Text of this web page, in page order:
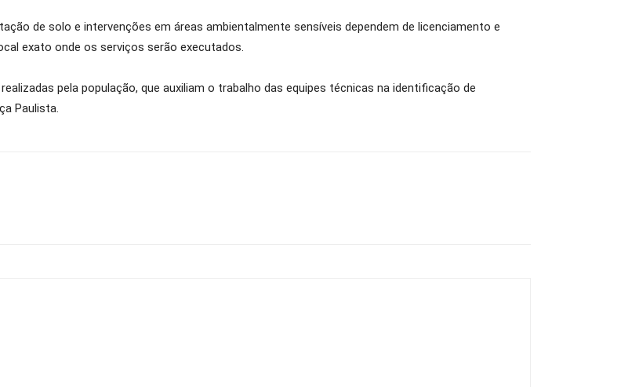
de solo e intervenções em áreas ambientalmente sensíveis dependem de licenciamento e
exato onde os serviços serão executados.
pela população, que auxiliam o trabalho das equipes técnicas na identificação de
Paulista.